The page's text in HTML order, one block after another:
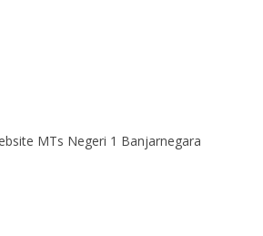
MTs Negeri 1 Banjarnegara